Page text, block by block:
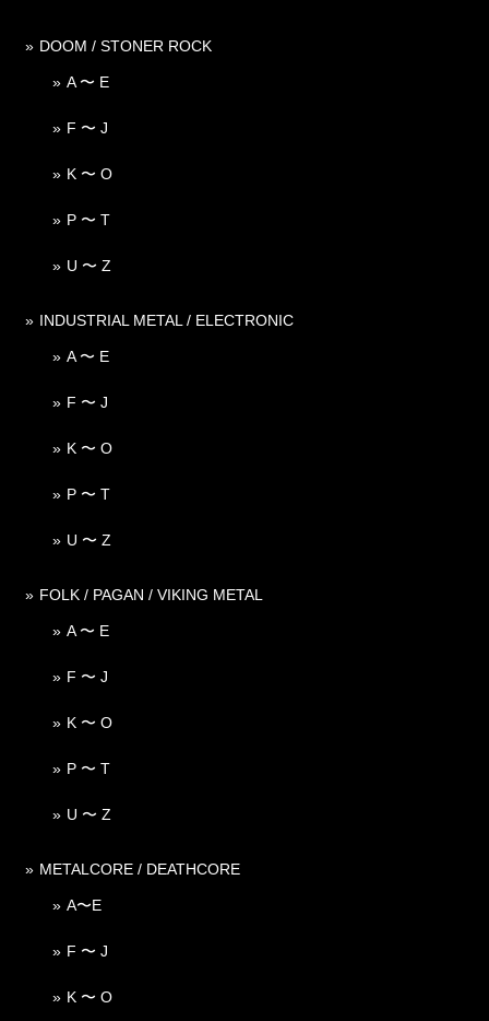
DOOM / STONER ROCK
A 〜 E
F 〜 J
K 〜 O
P 〜 T
U 〜 Z
INDUSTRIAL METAL / ELECTRONIC
A 〜 E
F 〜 J
K 〜 O
P 〜 T
U 〜 Z
FOLK / PAGAN / VIKING METAL
A 〜 E
F 〜 J
K 〜 O
P 〜 T
U 〜 Z
METALCORE / DEATHCORE
A〜E
F 〜 J
K 〜 O